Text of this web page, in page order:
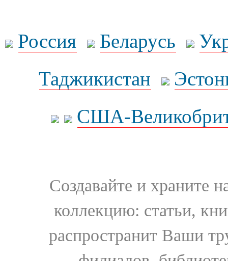
Россия Беларусь
Таджикистан
США-
Создавайте и храните
коллекцию: статьи,
распространит Ваши